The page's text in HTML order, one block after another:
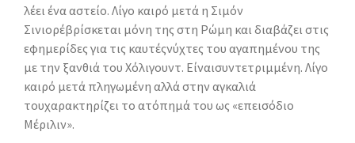
λέει ένα αστείο. Λίγο καιρό μετά η Σιμόν
Σινιορέβρίσκεται μόνη της στη Ρώμη και διαβάζει στις
εφημερίδες για τις καυτέςνύχτες του αγαπημένου της
με την ξανθιά του Χόλιγουντ. Είναισυντετριμμένη. Λίγο
καιρό μετά πληγωμένη αλλά στην αγκαλιά
τουχαρακτηρίζει το ατόπημά του ως «επεισόδιο
Μέριλιν».